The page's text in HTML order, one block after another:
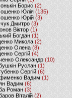
Борис (2)
Юлія (135)
Юрій(3)
Дмитро (3)
Віктор (1)
Богдан (1)
Микола (2)
Олена (8)
Сергій (4)
Олександр (10)
Руслан (1)
Сергій(6)
Вадим (1)
Вадим (6)
Роман(3)
Віталій (2)